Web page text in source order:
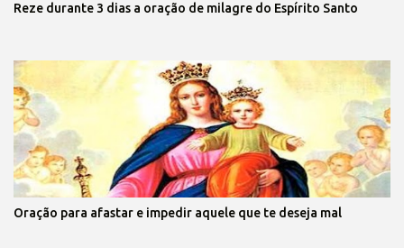
Reze durante 3 dias a oração de milagre do Espírito Santo
Oração para afastar e impedir aquele que te deseja mal